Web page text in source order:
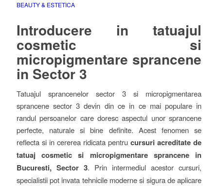
BEAUTY & ESTETICA
Introducere in tatuajul
cosmetic si
micropigmentare sprancene
in Sector 3
Tatuajul sprancenelor sector 3 si micropigmentarea
sprancene sector 3 devin din ce in ce mai populare in
randul persoanelor care doresc aspectul unor sprancene
perfecte, naturale si bine definite. Acest fenomen se
reflecta si in cererea ridicata pentrucursuri acreditate de
tatuaj cosmetic si micropigmentare sprancene in
Bucuresti, Sector 3. Prin intermediul acestor cursuri,
specialistii pot invata tehnicile moderne si sigura de aplicare